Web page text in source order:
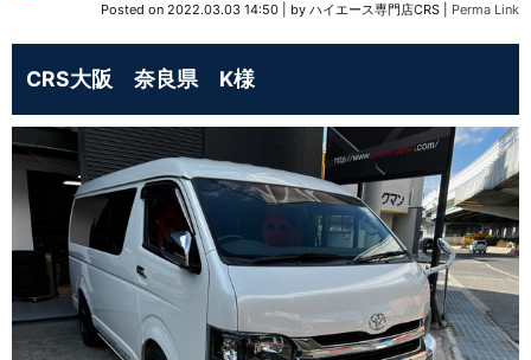
Posted on 2022.03.03 14:50 by ハイエース専門店CRS Perma Link
CRS大阪 奈良県 K様